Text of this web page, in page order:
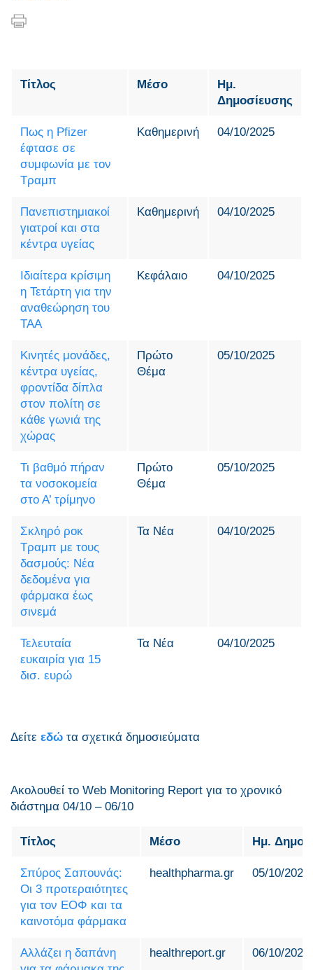
Τίτλος Μέσο
Ημ.
Δημοσίευσης
Πως η Pfizer
έφτασε σε
συμφωνία με τον
Τραμπ
Καθημερινή 04/10/2025
Πανεπιστημιακοί
γιατροί και στα
κέντρα υγείας
Καθημερινή 04/10/2025
Ιδιαίτερα κρίσιμη
η Τετάρτη για την
αναθεώρηση του
ΤΑΑ
Κεφάλαιο 04/10/2025
Κινητές μονάδες,
κέντρα υγείας,
φροντίδα δίπλα
στον πολίτη σε
κάθε γωνιά της
χώρας
Πρώτο
Θέμα
05/10/2025
Τι βαθμό πήραν
τα νοσοκομεία
στο Α’ τρίμηνο
Πρώτο
Θέμα
05/10/2025
Σκληρό ροκ
Τραμπ με τους
δασμούς: Νέα
δεδομένα για
φάρμακα έως
σινεμά
Τα Νέα 04/10/2025
Τελευταία
ευκαιρία για 15
δισ. ευρώ
Τα Νέα 04/10/2025
Δείτε εδώ τα σχετικά δημοσιεύματα
Ακολουθεί το Web Monitoring Report για τo χρονικό
διάστημα 04/10 – 06/10
Τίτλος Μέσο Ημ.
Σπύρος Σαπουνάς:
Οι 3 προτεραιότητες
για τον ΕΟΦ και τα
καινοτόμα φάρμακα
healthpharma.gr 05/10/2025
Αλλάζει η δαπάνη
healthreport.gr 06/10/2025